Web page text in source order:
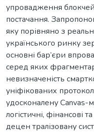
упровадження
постачання.
яку порівняно з
українського ринку
основні бар’єри
серед яких
невизначеність
уніфікованих
удосконалену Сanvas-
логістичні, фінансові
децен тралізовану